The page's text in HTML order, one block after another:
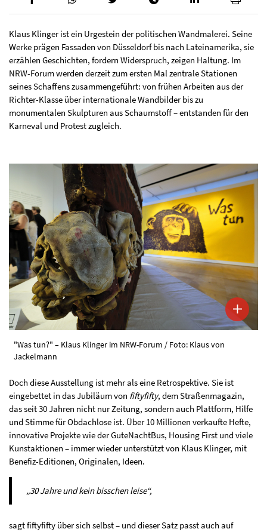
Klaus Klinger ist ein Urgestein der politischen Wandmalerei. Seine
Werke prägen Fassaden von Düsseldorf bis nach Lateinamerika, sie
erzählen Geschichten, fordern Widerspruch, zeigen Haltung. Im
NRW-Forum werden derzeit zum ersten Mal zentrale Stationen
seines Schaffens zusammengeführt: von frühen Arbeiten aus der
Richter-Klasse über internationale Wandbilder bis zu
monumentalen Skulpturen aus Schaumstoff – entstanden für den
Karneval und Protest zugleich.
"Was tun?" – Klaus Klinger im NRW-Forum / Foto: Klaus von
Jackelmann
Doch diese Ausstellung ist mehr als eine Retrospektive. Sie ist
eingebettet in das Jubiläum von fiftyfifty, dem Straßenmagazin,
das seit 30 Jahren nicht nur Zeitung, sondern auch Plattform, Hilfe
und Stimme für Obdachlose ist. Über 10 Millionen verkaufte Hefte,
innovative Projekte wie der GuteNachtBus, Housing First und viele
Kunstaktionen – immer wieder unterstützt von Klaus Klinger, mit
Benefiz-Editionen, Originalen, Ideen.
„30 Jahre und kein bisschen leise“,
sagt fiftyfifty über sich selbst – und dieser Satz passt auch auf